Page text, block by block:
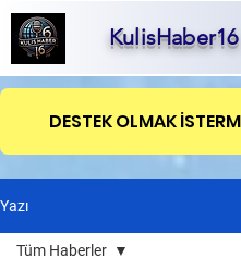
KulisHaber16
DESTEK OLMAK
Yazı
Tüm Haberler